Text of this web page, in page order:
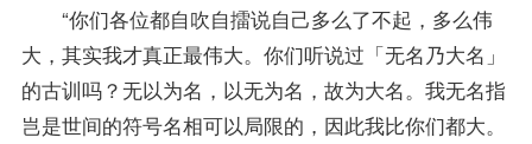
“你们各位都自吹自擂说自己多么了不起，多么伟
大，其实我才真正最伟大。你们听说过「无名乃大名」
的古训吗？无以为名，以无为名，故为大名。我无名指
岂是世间的符号名相可以局限的，因此我比你们都大。